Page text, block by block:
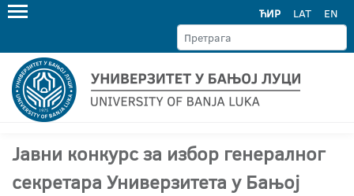
ЋИР LAT EN
Јавни конкурс за избор генералног
секретара Универзитета у Бањој